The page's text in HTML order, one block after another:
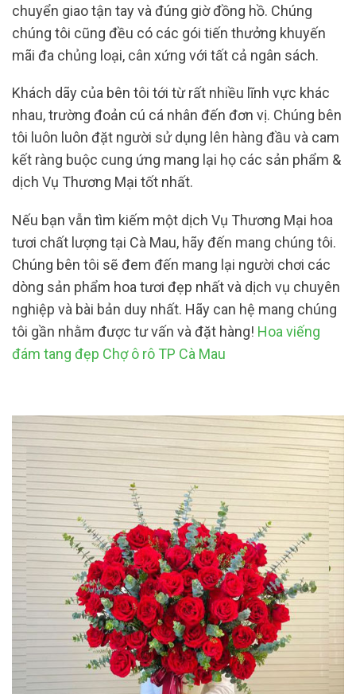
chuyển giao tận tay và đúng giờ đồng hồ. Chúng
chúng tôi cũng đều có các gói tiến thưởng khuyến
mãi đa chủng loại, cân xứng với tất cả ngân sách.
Khách dãy của bên tôi tới từ rất nhiều lĩnh vực khác
nhau, trường đoản cú cá nhân đến đơn vị. Chúng bên
tôi luôn luôn đặt người sử dụng lên hàng đầu và cam
kết ràng buộc cung ứng mang lại họ các sản phẩm &
dịch Vụ Thương Mại tốt nhất.
Nếu bạn vẫn tìm kiếm một dịch Vụ Thương Mại hoa
tươi chất lượng tại Cà Mau, hãy đến mang chúng tôi.
Chúng bên tôi sẽ đem đến mang lại người chơi các
dòng sản phẩm hoa tươi đẹp nhất và dịch vụ chuyên
nghiệp và bài bản duy nhất. Hãy can hệ mang chúng
tôi gần nhằm được tư vấn và đặt hàng! Hoa viếng
đám tang đẹp Chợ ô rô TP Cà Mau